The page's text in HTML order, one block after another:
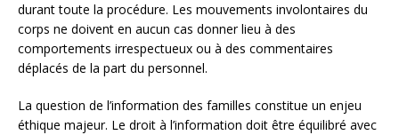
durant toute la procédure. Les mouvements involontaires du
corps ne doivent en aucun cas donner lieu à des
comportements irrespectueux ou à des commentaires
déplacés de la part du personnel.
La question de l’information des familles constitue un enjeu
éthique majeur. Le droit à l’information doit être équilibré avec